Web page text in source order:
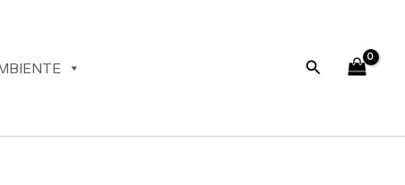
Buscar